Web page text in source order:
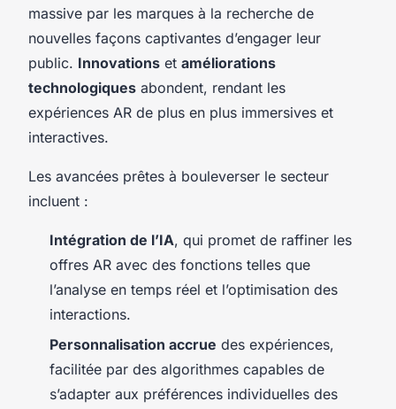
massive par les marques à la recherche de
nouvelles façons captivantes d’engager leur
public. Innovations et améliorations
technologiques abondent, rendant les
expériences AR de plus en plus immersives et
interactives.
Les avancées prêtes à bouleverser le secteur
incluent :
Intégration de l’IA, qui promet de raffiner les
offres AR avec des fonctions telles que
l’analyse en temps réel et l’optimisation des
interactions.
Personnalisation accrue des expériences,
facilitée par des algorithmes capables de
s’adapter aux préférences individuelles des